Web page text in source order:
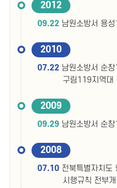
2012
09.22 남원소방서 용
2010
07.22 남원소방서 순
구림119지역대
2009
09.29 남원소방서 순
2008
07.10 전북특별자치도
시행규칙 전부